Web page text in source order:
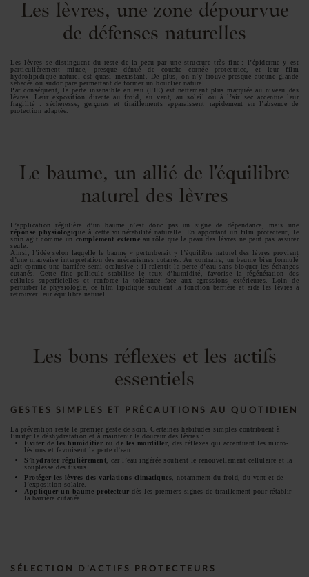
Les lèvres, une zone dépourvue
de défenses naturelles
Les lèvres se distinguent du reste de la peau par une structure très fine : l’épiderme y est
particulièrement mince, presque dénué de couche cornée protectrice, et leur film
hydrolipidique naturel est quasi inexistant. De plus, on n’y trouve presque aucune glande
sébacée ou sudoripare permettant de former un bouclier naturel.
Par conséquent, la perte insensible en eau (PIE) est nettement plus marquée au niveau des
lèvres. Leur exposition directe au froid, au vent, au soleil ou à l’air sec accentue leur
fragilité : sécheresse, gerçures et tiraillements apparaissent rapidement en l’absence de
protection adaptée.
Le baume, un allié de l’équilibre
naturel des lèvres
L’application régulière d’un baume n’est donc pas un signe de dépendance, mais une
réponse physiologique à cette vulnérabilité naturelle. En apportant un film protecteur, le
soin agit comme un complément externe au rôle que la peau des lèvres ne peut pas assurer
seule.
Ainsi, l’idée selon laquelle le baume « perturberait » l’équilibre naturel des lèvres provient
d’une mauvaise interprétation des mécanismes cutanés. Au contraire, un baume bien formulé
agit comme une barrière semi-occlusive : il ralentit la perte d’eau sans bloquer les échanges
cutanés. Cette fine pellicule stabilise le taux d’humidité, favorise la régénération des
cellules superficielles et renforce la tolérance face aux agressions extérieures. Loin de
perturber la physiologie, ce film lipidique soutient la fonction barrière et aide les lèvres à
retrouver leur équilibre naturel.
Les bons réflexes et les actifs
essentiels
GESTES SIMPLES ET PRÉCAUTIONS AU QUOTIDIEN
La prévention reste le premier geste de soin. Certaines habitudes simples contribuent à
limiter la déshydratation et à maintenir la douceur des lèvres :
Éviter de les humidifier ou de les mordiller, des réflexes qui accentuent les micro-
lésions et favorisent la perte d’eau.
S’hydrater régulièrement, car l’eau ingérée soutient le renouvellement cellulaire et la
souplesse des tissus.
Protéger les lèvres des variations climatiques, notamment du froid, du vent et de
l’exposition solaire.
Appliquer un baume protecteur dès les premiers signes de tiraillement pour rétablir
la barrière cutanée.
SÉLECTION D’ACTIFS PROTECTEURS